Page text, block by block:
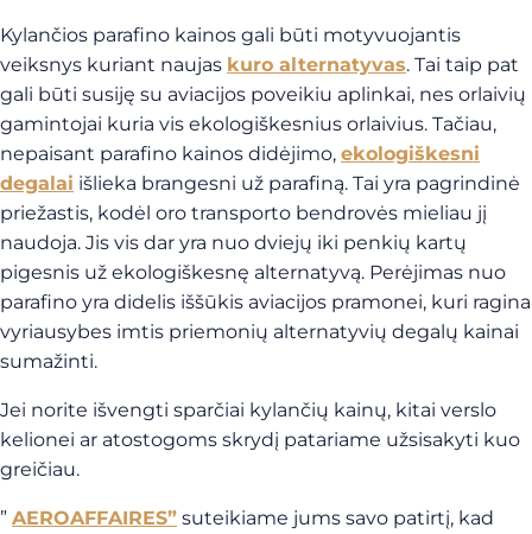
Kylančios parafino kainos gali būti motyvuojantis
veiksnys kuriant naujas kuro alternatyvas. Tai taip pat
gali būti susiję su aviacijos poveikiu aplinkai, nes orlaivių
gamintojai kuria vis ekologiškesnius orlaivius. Tačiau,
nepaisant parafino kainos didėjimo, ekologiškesni
degalai išlieka brangesni už parafiną. Tai yra pagrindinė
priežastis, kodėl oro transporto bendrovės mieliau jį
naudoja. Jis vis dar yra nuo dviejų iki penkių kartų
pigesnis už ekologiškesnę alternatyvą. Perėjimas nuo
parafino yra didelis iššūkis aviacijos pramonei, kuri ragina
vyriausybes imtis priemonių alternatyvių degalų kainai
sumažinti.
Jei norite išvengti sparčiai kylančių kainų, kitai verslo
kelionei ar atostogoms skrydį patariame užsisakyti kuo
greičiau.
” AEROAFFAIRES” suteikiame jums savo patirtį, kad